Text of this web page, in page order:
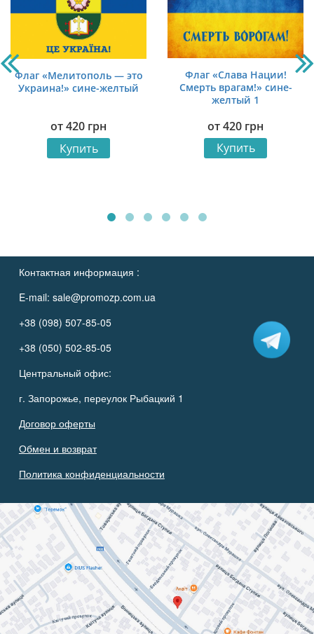
Флаг «Мелитополь — это
Украина!» сине-желтый
от420 грн
Купить
Флаг «Слава Нации!
Смерть врагам!» сине-
желтый 1
от420 грн
Купить
Контактная информация :
E-mail: sale@promozp.com.ua
+38 (098) 507-85-05
+38 (050) 502-85-05
Центральный офис:
г. Запорожье, переулок Рыбацкий 1
Договор оферты
Обмен и возврат
Политика конфиденциальности